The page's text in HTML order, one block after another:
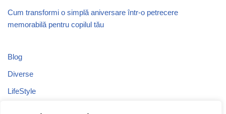
Cum transformi o simplă aniversare într-o petrecere
memorabilă pentru copilul tău
Blog
Diverse
LifeStyle